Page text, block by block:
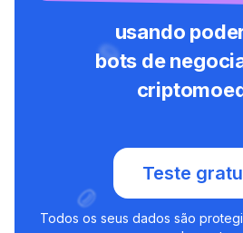
usando
bots de
Teste
Todos os seus dados são